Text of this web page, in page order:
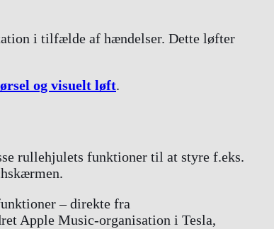
i tilfælde af hændelser. Dette løfter
og visuelt løft.
rullehjulets funktioner til at styre f.eks.
– direkte fra
Apple Music-organisation i Tesla,